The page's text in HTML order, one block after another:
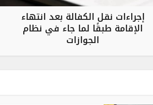
إجراءات نقل الكفالة بعد انتهاء
الإقامة طبقًا لما جاء في نظام
الجوازات